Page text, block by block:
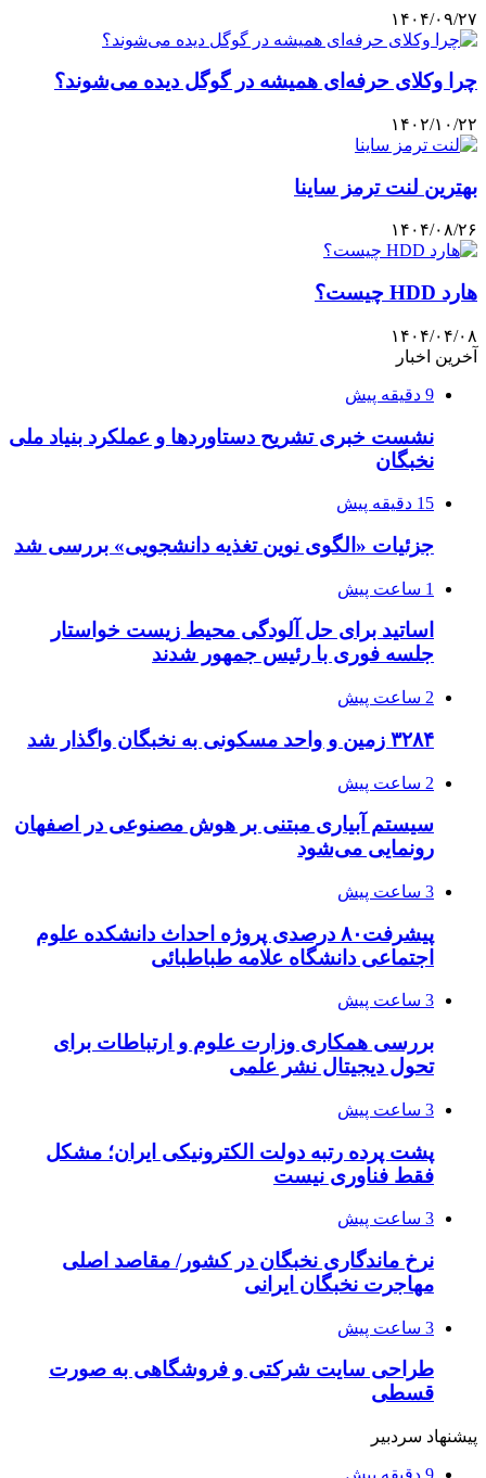
۱۴۰۴/۰۹/۲۷
چرا وکلای حرفه‌ای همیشه در گوگل دیده می‌شوند؟
۱۴۰۲/۱۰/۲۲
بهترین لنت ترمز ساینا
۱۴۰۴/۰۸/۲۶
هارد HDD چیست؟
۱۴۰۴/۰۴/۰۸
آخرین اخبار
9 دقیقه پیش
نشست خبری تشریح دستاوردها و عملکرد بنیاد ملی
نخبگان
15 دقیقه پیش
جزئیات «الگوی نوین تغذیه دانشجویی» بررسی شد
1 ساعت پیش
اساتید برای حل آلودگی محیط زیست خواستار
جلسه فوری با رئیس جمهور شدند
2 ساعت پیش
۳۲۸۴ زمین و واحد مسکونی به نخبگان واگذار شد
2 ساعت پیش
سیستم آبیاری مبتنی بر هوش مصنوعی در اصفهان
رونمایی می‌شود
3 ساعت پیش
پیشرفت۸۰ درصدی پروژه احداث دانشکده علوم
اجتماعی دانشگاه علامه طباطبائی
3 ساعت پیش
بررسی همکاری وزارت علوم و ارتباطات برای
تحول دیجیتال نشر علمی
3 ساعت پیش
پشت پرده رتبه دولت الکترونیکی ایران؛ مشکل
فقط فناوری نیست
3 ساعت پیش
نرخ ماندگاری نخبگان در کشور/ مقاصد اصلی
مهاجرت نخبگان ایرانی
3 ساعت پیش
طراحی سایت شرکتی و فروشگاهی به صورت
قسطی
پیشنهاد سردبیر